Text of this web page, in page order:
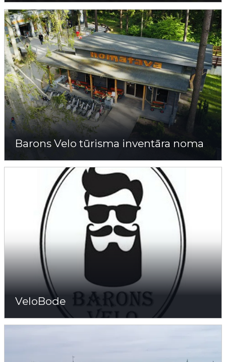
Barons Velo tūrisma inventāra noma
VeloBode